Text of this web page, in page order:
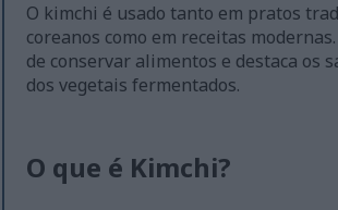
O kimchi é usado tanto em pratos
coreanos como em receitas
de conservar alimentos e destaca os
dos vegetais fermentados.
O que é Kimchi?